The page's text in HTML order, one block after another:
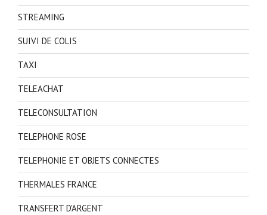
STREAMING
SUIVI DE COLIS
TAXI
TELEACHAT
TELECONSULTATION
TELEPHONE ROSE
TELEPHONIE ET OBJETS CONNECTES
THERMALES FRANCE
TRANSFERT D'ARGENT